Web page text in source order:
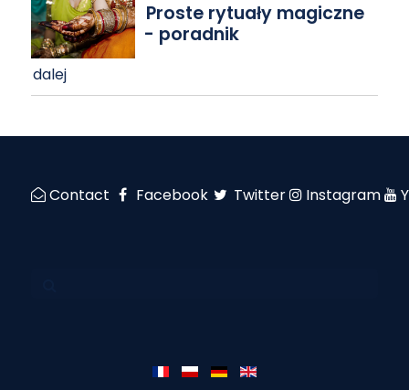
Proste rytuały magiczne
- poradnik
dalej
Contact Facebook Twitter Instagram